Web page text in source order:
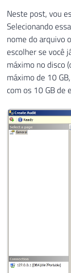
Neste post, vou
Selecionando
nome do arquivo
escolher se você
máximo no disco
máximo de 10
com os 10 GB de